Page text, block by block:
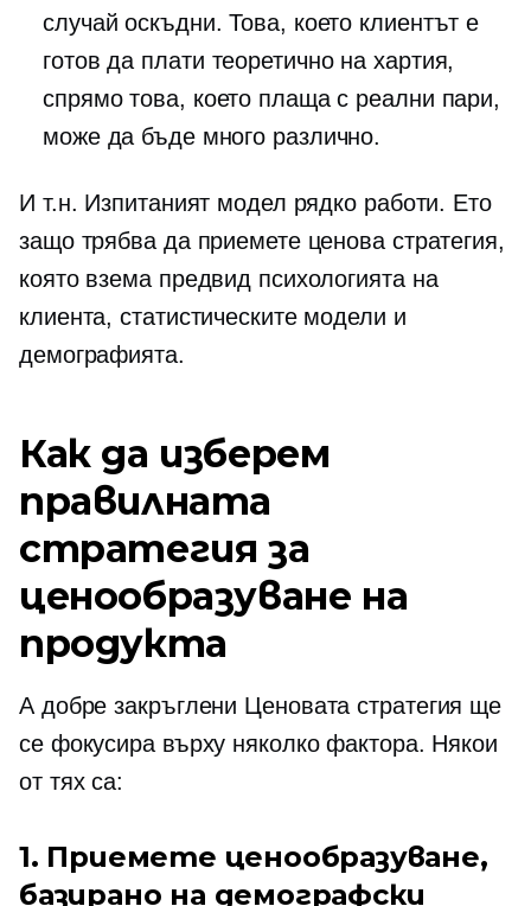
случай оскъдни. Това, което клиентът е
готов да плати теоретично на хартия,
спрямо това, което плаща с реални пари,
може да бъде много различно.
И т.н. Изпитаният модел рядко работи. Ето
защо трябва да приемете ценова стратегия,
която взема предвид психологията на
клиента, статистическите модели и
демографията.
Как да изберем
правилната
стратегия за
ценообразуване на
продукта
A добре закръглени Ценовата стратегия ще
се фокусира върху няколко фактора. Някои
от тях са:
1. Приемете ценообразуване,
базирано на демографски